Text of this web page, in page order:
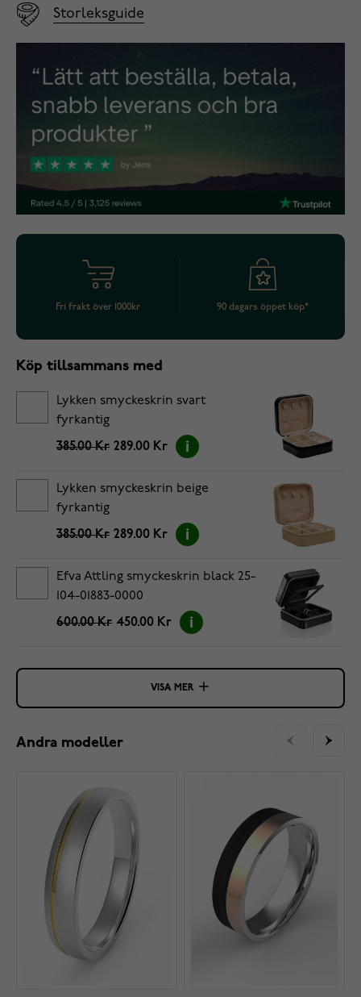
Storleksguide
Fri frakt över 1000kr 90 dagars öppet köp*
Köp tillsammans med
Lykken smyckeskrin svart
fyrkantig
385.00 Kr 289.00 Kr
Lykken smyckeskrin beige
fyrkantig
385.00 Kr 289.00 Kr
Efva Attling smyckeskrin black 25-
104-01883-0000
600.00 Kr 450.00 Kr
VISA MER
Andra modeller